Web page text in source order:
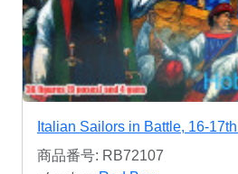
Italian Sailors in Battle, 16-
商品番号: RB72107